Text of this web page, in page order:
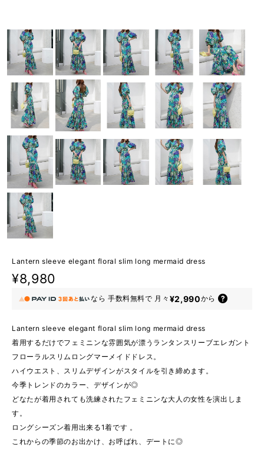
Lantern sleeve elegant floral slim long mermaid dress
¥8,980
なら 手数料無料で 月々 ¥2,990から
Lantern sleeve elegant floral slim long mermaid dress
着用するだけでフェミニンな雰囲気が漂うランタンスリーブエレガント
フローラルスリムロングマーメイドドレス。
ハイウエスト、スリムデザインがスタイルを引き締めます。
今季トレンドのカラー、デザインが◎
どなたが着用されても洗練されたフェミニンな大人の女性を演出しま
す。
ロングシーズン着用出来る1着です 。
これからの季節のお出かけ、お呼ばれ、デートに◎